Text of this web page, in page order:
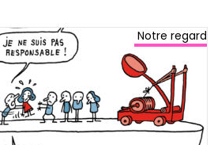
Notre regard